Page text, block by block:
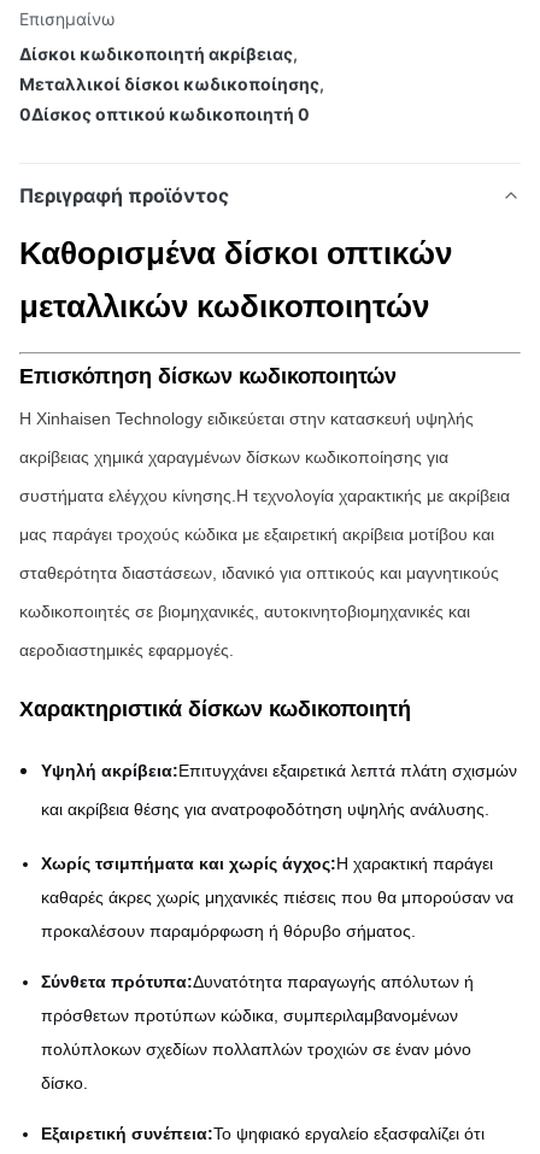
Επισημαίνω
Δίσκοι κωδικοποιητή ακρίβειας,
Μεταλλικοί δίσκοι κωδικοποίησης,
0Δίσκος οπτικού κωδικοποιητή 0
Περιγραφή προϊόντος
Καθορισμένα δίσκοι οπτικών
μεταλλικών κωδικοποιητών
Επισκόπηση δίσκων κωδικοποιητών
Η Xinhaisen Technology ειδικεύεται στην κατασκευή υψηλής
ακρίβειας χημικά χαραγμένων δίσκων κωδικοποίησης για
συστήματα ελέγχου κίνησης.Η τεχνολογία χαρακτικής με ακρίβεια
μας παράγει τροχούς κώδικα με εξαιρετική ακρίβεια μοτίβου και
σταθερότητα διαστάσεων, ιδανικό για οπτικούς και μαγνητικούς
κωδικοποιητές σε βιομηχανικές, αυτοκινητοβιομηχανικές και
αεροδιαστημικές εφαρμογές.
Χαρακτηριστικά δίσκων κωδικοποιητή
Υψηλή ακρίβεια:Επιτυγχάνει εξαιρετικά λεπτά πλάτη σχισμών
και ακρίβεια θέσης για ανατροφοδότηση υψηλής ανάλυσης.
Χωρίς τσιμπήματα και χωρίς άγχος:Η χαρακτική παράγει
καθαρές άκρες χωρίς μηχανικές πιέσεις που θα μπορούσαν να
προκαλέσουν παραμόρφωση ή θόρυβο σήματος.
Σύνθετα πρότυπα:Δυνατότητα παραγωγής απόλυτων ή
πρόσθετων προτύπων κώδικα, συμπεριλαμβανομένων
πολύπλοκων σχεδίων πολλαπλών τροχιών σε έναν μόνο
δίσκο.
Εξαιρετική συνέπεια:Το ψηφιακό εργαλείο εξασφαλίζει ότι